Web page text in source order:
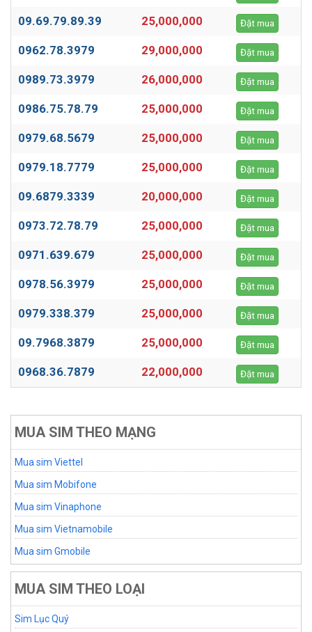
09.69.79.89.39 25,000,000 Đặt mua
0962.78.3979 29,000,000 Đặt mua
0989.73.3979 26,000,000 Đặt mua
0986.75.78.79 25,000,000 Đặt mua
0979.68.5679 25,000,000 Đặt mua
0979.18.7779 25,000,000 Đặt mua
09.6879.3339 20,000,000 Đặt mua
0973.72.78.79 25,000,000 Đặt mua
0971.639.679 25,000,000 Đặt mua
0978.56.3979 25,000,000 Đặt mua
0979.338.379 25,000,000 Đặt mua
09.7968.3879 25,000,000 Đặt mua
0968.36.7879 22,000,000 Đặt mua
MUA SIM THEO MẠNG
Mua sim Viettel
Mua sim Mobifone
Mua sim Vinaphone
Mua sim Vietnamobile
Mua sim Gmobile
MUA SIM THEO LOẠI
Sim Lục Quý